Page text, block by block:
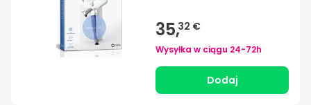
35,32 €
Wysyłka w ciągu 24-72h
Dodaj